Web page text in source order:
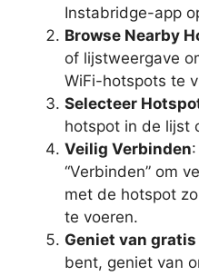
Instabridge-app
Browse Nearby
of lijstweergave
WiFi-hotspots te
Selecteer
hotspot in de lijst
Veilig Verbinden
“Verbinden” om
met de hotspot
te voeren.
Geniet van gratis
bent, geniet van